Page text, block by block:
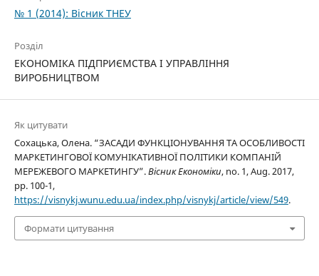
№ 1 (2014): Вісник ТНЕУ
Розділ
ЕКОНОМІКА ПІДПРИЄМСТВА І УПРАВЛІННЯ
ВИРОБНИЦТВОМ
Як цитувати
Сохацька, Олена. “ЗАСАДИ ФУНКЦІОНУВАННЯ ТА ОСОБЛИВОСТІ
МАРКЕТИНГОВОЇ КОМУНІКАТИВНОЇ ПОЛІТИКИ КОМПАНІЙ
МЕРЕЖЕВОГО МАРКЕТИНГУ”.Вісник Економіки, no. 1, Aug. 2017,
pp. 100-1,
https://visnykj.wunu.edu.ua/index.php/visnykj/article/view/549.
Формати цитування